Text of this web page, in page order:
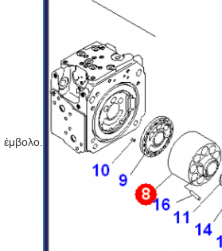
έμβολο.